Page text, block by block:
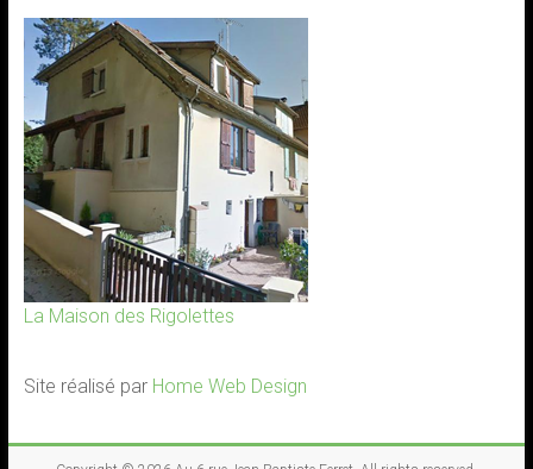
La Maison des Rigolettes
Site réalisé par Home Web Design